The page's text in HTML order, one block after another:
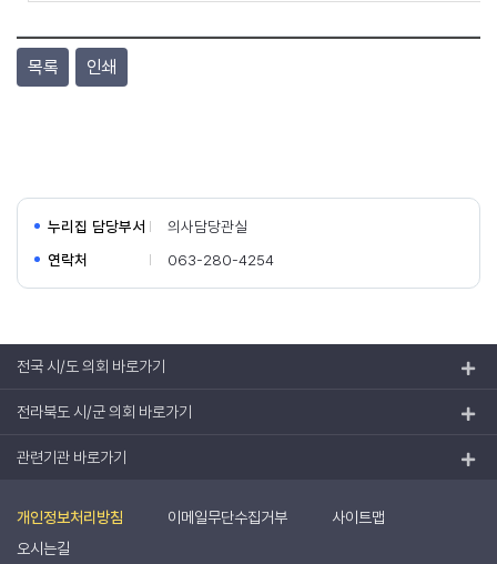
목록 인쇄
누리집 담당부서
의사담당관실
연락처
063-280-4254
전국 시/도 의회 바로가기
전라북도 시/군 의회 바로가기
관련기관 바로가기
개인정보처리방침 이메일무단수집거부
사이트맵
오시는길